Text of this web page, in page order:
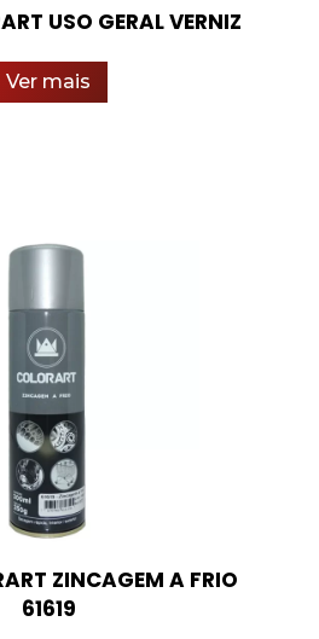
USO GERAL VERNIZ
Ver mais
ZINCAGEM A FRIO
61619